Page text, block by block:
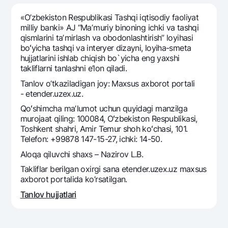
Hamma uchun USD uchun
Talab qilib olinguncha USD
Oltin omonat
NBU’dan oltin quymalar
Kumush omonat
UzCard/HUMO
Visa
Visa FIFA
Mastercard
Garmin pay
Eskrou hisobvarag‘i
Tariflar
Aksiyalar
Milliy mobil ilovasi
Ko'p beriladigan savollar
Sayt bo‘yicha qidiring
Qidirish
Foydali havolalar
«O’zbekiston Respublikasi Tashqi iqtisodiy faoliyat
milliy banki» AJ “Maʼmuriy binoning ichki va tashqi
qismlarini taʼmirlash va obodonlashtirish” loyihasi
boʻyicha tashqi va interyer dizayni, loyiha-smeta
hujjatlarini ishlab chiqish bo`yicha eng yaxshi
takliflarni tanlashni e’lon qiladi.
Tanlov o’tkaziladigan joy: Maxsus axborot portali
- etender.uzex.uz.
Qoʻshimcha maʼlumot uchun quyidagi manzilga
murojaat qiling: 100084, Oʻzbekiston Respublikasi,
Toshkent shahri, Amir Temur shoh koʻchasi, 101.
Telefon: +99878 147-15-27, ichki: 14-50.
Aloqa qiluvchi shaxs – Nazirov L.B.
Takliflar berilgan oxirgi sana etender.uzex.uz maxsus
axborot portalida ko’rsatilgan.
Tanlov hujjatlari